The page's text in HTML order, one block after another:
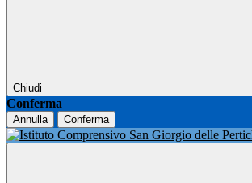
Chiudi
Conferma
Annulla Conferma